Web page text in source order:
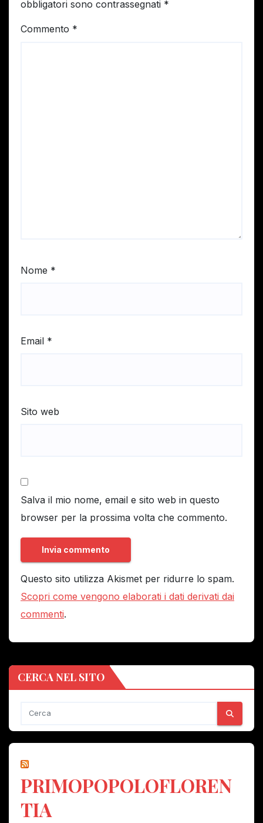
obbligatori sono contrassegnati *
Commento *
Nome *
Email *
Sito web
Salva il mio nome, email e sito web in questo
browser per la prossima volta che commento.
Questo sito utilizza Akismet per ridurre lo spam.
Scopri come vengono elaborati i dati derivati dai
commenti.
CERCA NEL SITO
PRIMOPOPOLOFLOREN
TIA